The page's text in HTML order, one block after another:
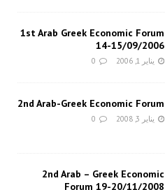
1st Arab Greek Economic Forum
14-15/09/2006
يناير 1, 2006 0
2nd Arab-Greek Economic Forum
يناير 3, 2008 0
2nd Arab – Greek Economic
Forum 19-20/11/2008